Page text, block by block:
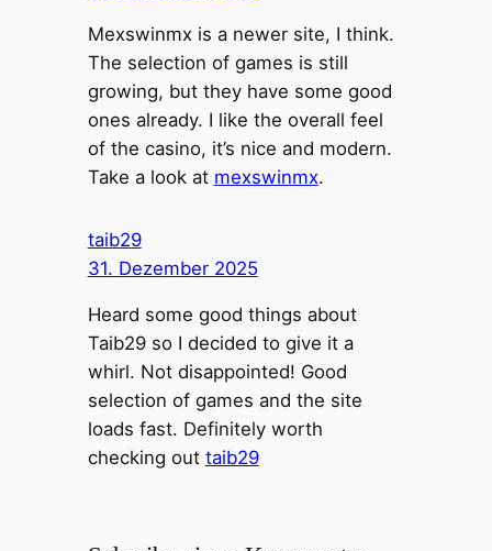
Mexswinmx is a newer site, I think.
The selection of games is still
growing, but they have some good
ones already. I like the overall feel
of the casino, it’s nice and modern.
Take a look at mexswinmx.
taib29
31. Dezember 2025
Heard some good things about
Taib29 so I decided to give it a
whirl. Not disappointed! Good
selection of games and the site
loads fast. Definitely worth
checking out taib29